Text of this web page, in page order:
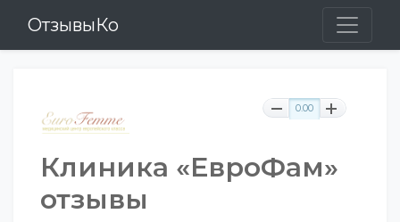
ОтзывыКо
0.00
Клиника «ЕвроФам»
отзывы